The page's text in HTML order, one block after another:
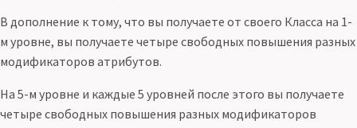
В дополнение к тому, что вы получаете от своего Класса на 1-
м уровне, вы получаете четыре свободных повышения разных
модификаторов атрибутов.
На 5-м уровне и каждые 5 уровней после этого вы получаете
четыре свободных повышения разных модификаторов